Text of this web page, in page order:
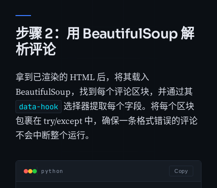
步骤 2：用 BeautifulSoup 解
析评论
拿到已渲染的 HTML 后，将其载入
BeautifulSoup，找到每个评论区块，并通过其
data-hook 选择器提取每个字段。将每个区块
包裹在 try/except 中，确保一条格式错误的评论
不会中断整个运行。
python Copy